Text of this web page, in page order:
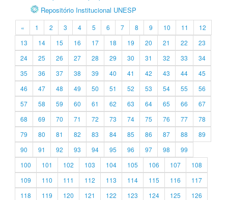
Repositório Institucional UNESP
« 1 2 3 4 5 6 7 8 9 10 11
12
13
14 15 16 17 18 19 20 21 22
23
24
25 26 27 28 29 30 31 32 33
34
35
36 37 38 39 40 41 42 43 44
45
46
47 48 49 50 51 52 53 54 55
56
57
58 59 60 61 62 63 64 65 66
67
68
69 70 71 72 73 74 75 76 77
78
79
80 81 82 83 84 85 86 87 88
89
90
91 92 93 94 95 96 97 98
99
100
101 102 103 104 105 106 107
108
109
110 111 112 113 114 115 116
117
118
119 120 121 122 123 124 125
126